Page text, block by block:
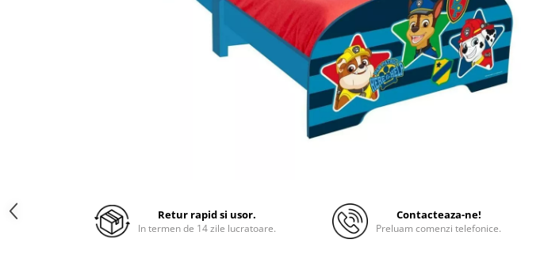
Retur rapid si usor.
In termen de 14 zile lucratoare.
Contacteaza-ne!
Preluam comenzi telefonice.